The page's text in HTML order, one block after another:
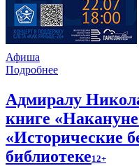
Афиша
Подробнее
Адмиралу
книге
«Исторические
библиотеке12+